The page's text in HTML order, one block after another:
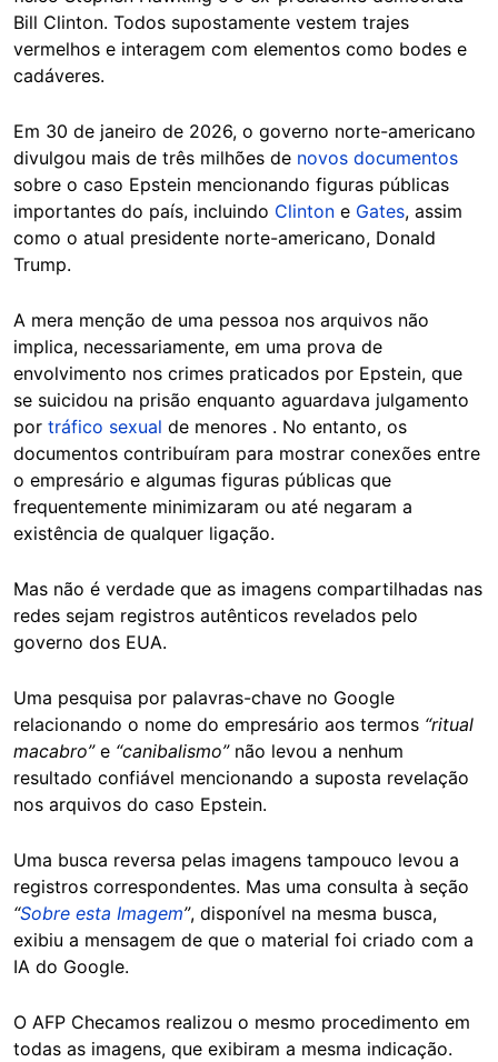
Bill Clinton. Todos supostamente vestem trajes
vermelhos e interagem com elementos como bodes e
cadáveres.
Em 30 de janeiro de 2026, o governo norte-americano
divulgou mais de três milhões de novos documentos
sobre o caso Epstein mencionando figuras públicas
importantes do país, incluindo Clinton e Gates, assim
como o atual presidente norte-americano, Donald
Trump.
A mera menção de uma pessoa nos arquivos não
implica, necessariamente, em uma prova de
envolvimento nos crimes praticados por Epstein, que
se suicidou na prisão enquanto aguardava julgamento
por tráfico sexual de menores . No entanto, os
documentos contribuíram para mostrar conexões entre
o empresário e algumas figuras públicas que
frequentemente minimizaram ou até negaram a
existência de qualquer ligação.
Mas não é verdade que as imagens compartilhadas nas
redes sejam registros autênticos revelados pelo
governo dos EUA.
Uma pesquisa por palavras-chave no Google
relacionando o nome do empresário aos termos “ritual
macabro”e “canibalismo”não levou a nenhum
resultado confiável mencionando a suposta revelação
nos arquivos do caso Epstein.
Uma busca reversa pelas imagens tampouco levou a
registros correspondentes. Mas uma consulta à seção
“Sobre esta Imagem”, disponível na mesma busca,
exibiu a mensagem de que o material foi criado com a
IA do Google.
O AFP Checamos realizou o mesmo procedimento em
todas as imagens, que exibiram a mesma indicação.